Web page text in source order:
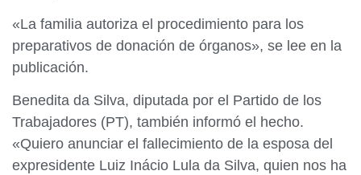
«La familia autoriza el procedimiento para los
preparativos de donación de órganos», se lee en la
publicación.
Benedita da Silva, diputada por el Partido de los
Trabajadores (PT), también informó el hecho.
«Quiero anunciar el fallecimiento de la esposa del
expresidente Luiz Inácio Lula da Silva, quien nos ha